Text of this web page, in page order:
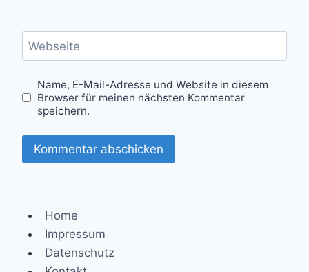
Webseite
Name, E-Mail-Adresse und Website in diesem
Browser für meinen nächsten Kommentar
speichern.
Home
Impressum
Datenschutz